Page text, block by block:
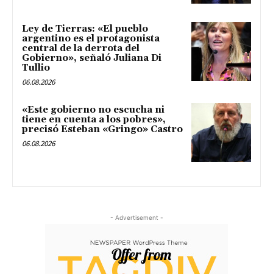
Ley de Tierras: «El pueblo
argentino es el protagonista
central de la derrota del
Gobierno», señaló Juliana Di
Tullio
06.08.2026
«Este gobierno no escucha ni
tiene en cuenta a los pobres»,
precisó Esteban «Gringo» Castro
06.08.2026
- Advertisement -